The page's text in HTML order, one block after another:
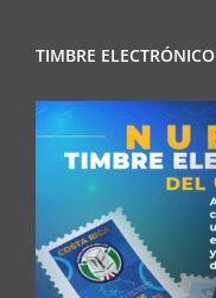
TIMBRE ELECTRÓNICO